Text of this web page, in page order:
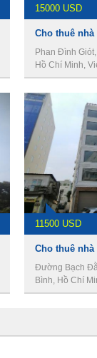
15000 USD
Phan Đình
Hồ Chí Minh,
11500 USD
Đường Bạch
Bình, Hồ Chí